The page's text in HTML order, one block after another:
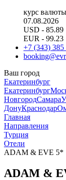
курс валюты
07.08.2026
USD - 85.89
EUR - 99.23
+7 (343) 385
Ваш город
Екатеринбург
Екатеринбург
НовгородСамара
ДонуКраснодар
Главная
Направления
Турция
Отели
ADAM & EVE 5*
ADAM &